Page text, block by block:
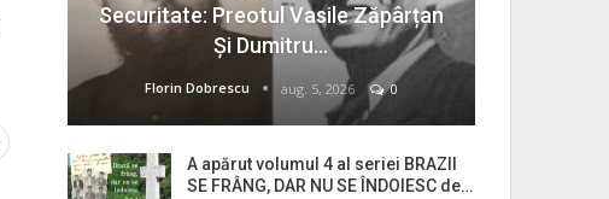
Securitate: Preotul Vasile Zăpârțan
Și Dumitru…
Florin Dobrescu aug. 5, 2026 0
A apărut volumul 4 al seriei BRAZII
SE FRÂNG, DAR NU SE ÎNDOIESC de…